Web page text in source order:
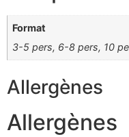
Format
3-5 pers, 6-8 pers, 10
Allergènes
Allergènes